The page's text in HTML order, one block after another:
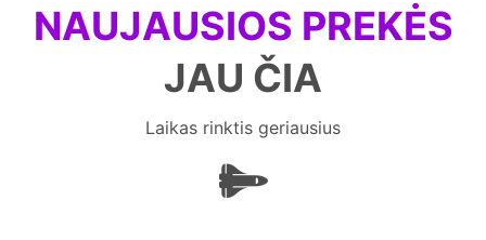
NAUJAUSIOS PREKĖS
JAU ČIA
Laikas rinktis geriausius